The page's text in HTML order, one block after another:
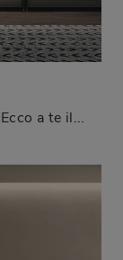
Cerchi un mobile per la televisione? Ecco a te il modello Atlante Unit AT 140 di Tomasella in melaminico, pensato per spazi moderni.